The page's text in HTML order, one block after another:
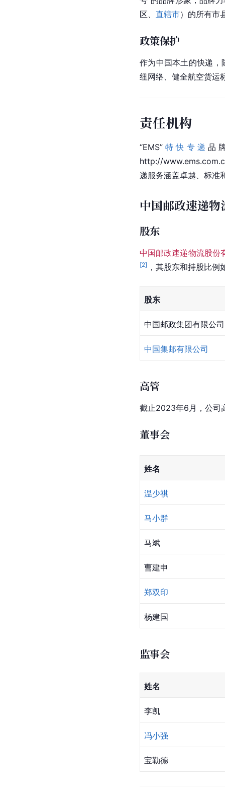
区、 直辖市）的所有市
政策保护
作为中国本土的快递，
纽网络、健全航空货运
责任机构
“EMS” 特快专递品
http://
递服务涵盖卓越、标准
中国邮政速递
股东
中国邮政速递物流股份
[2] ，其股东和持股比例
股东
中国邮政集团有限公司
中国集邮有限公司
高管
截止2023年6月，公司
董事会
姓名
温少祺
马小群
马斌
曹建申
郑双印
杨建国
监事会
姓名
李凯
冯小强
宝勒德